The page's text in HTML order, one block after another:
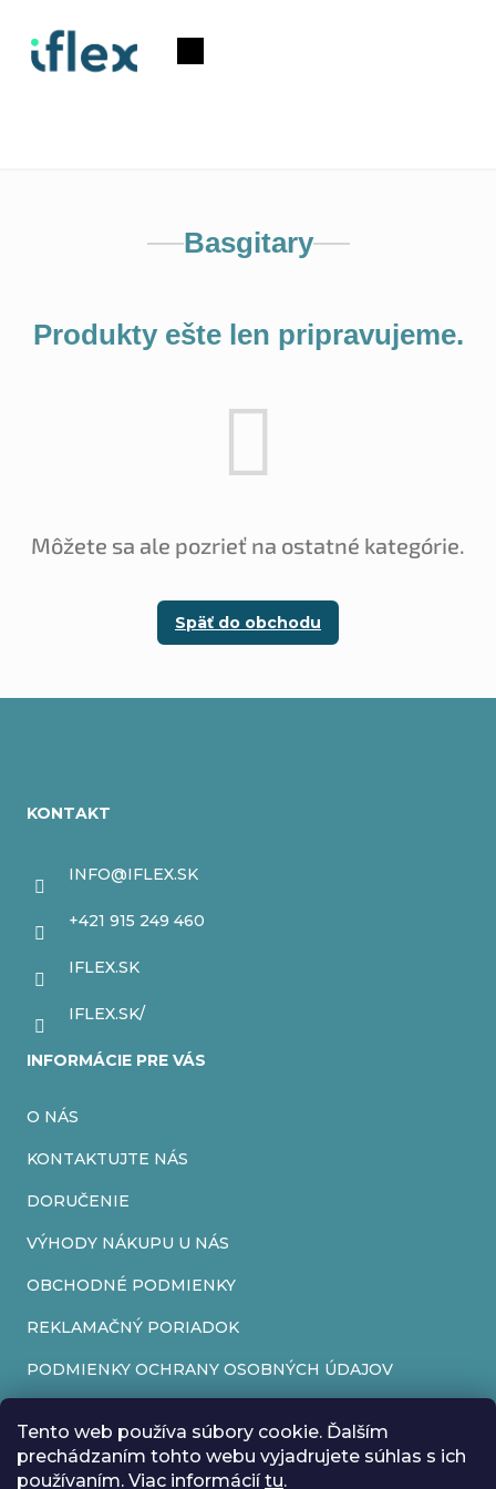
Tento web používa súbory cookie. Ďalším
prechádzaním tohto webu vyjadrujete súhlas s ich
používaním. Viac informáciítu.
obsah
Nákupný
Basgitary
Produkty ešte len pripravujeme.
Môžete sa ale pozrieť na ostatné kategórie.
Späť do obchodu
KONTAKT
INFO@IFLEX.SK
+421 915 249 460
IFLEX.SK
IFLEX.SK/
INFORMÁCIE PRE VÁS
O NÁS
KONTAKTUJTE NÁS
DORUČENIE
VÝHODY NÁKUPU U NÁS
OBCHODNÉ PODMIENKY
REKLAMAČNÝ PORIADOK
PODMIENKY OCHRANY OSOBNÝCH ÚDAJOV
REKLAMAČNÝ FORMULÁR